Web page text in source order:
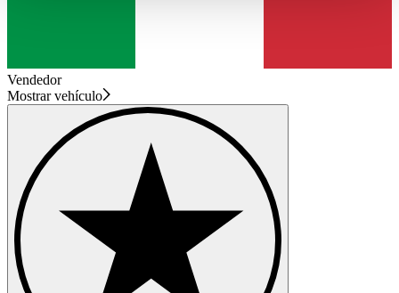
Vendedor
Mostrar vehículo